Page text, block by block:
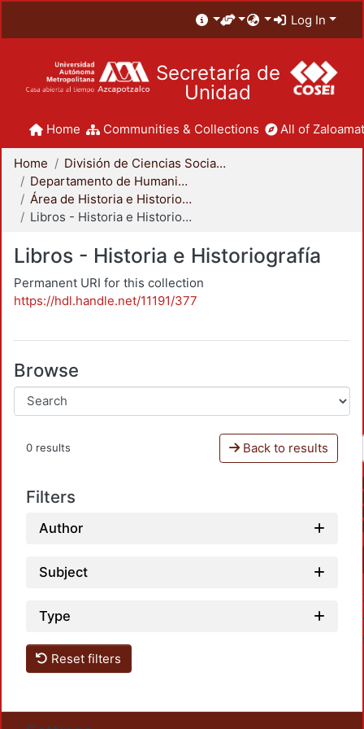
Log In
Secretaría de
Unidad
Home Communities & Collections All of
Home
División de Ciencias Sociales y Humanidades
Departamento de Humanidades
Área de Historia e Historiografía
Libros - Historia e Historiografía
Libros - Historia e Historiografía
Permanent URI for this collection
https://hdl.handle.net/11191/377
Browse
0 results Back to results
Filters
Author
Subject
Type
Reset filters